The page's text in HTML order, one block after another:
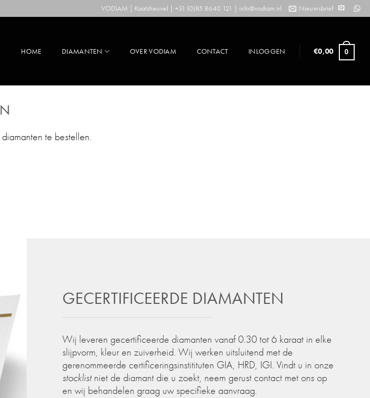
VODIAM | Kaatsheuvel | +31 (0)85 8640 121 | info@vodiam.nl Nieuwsbrief
HOME DIAMANTEN OVER VODIAM CONTACT INLOGGEN €0,00 0
te bestellen.
GECERTIFICEERDE DIAMANTEN
Wij leveren gecertificeerde diamanten vanaf 0.30 tot 6 karaat in elke
slijpvorm, kleur en zuiverheid. Wij werken uitsluitend met de
gerenommeerde certificeringsinstitituten GIA, HRD, IGI. Vindt u in onze
stocklistniet de diamant die u zoekt, neem gerust contact met ons op
en wij behandelen graag uw specifieke aanvraag.